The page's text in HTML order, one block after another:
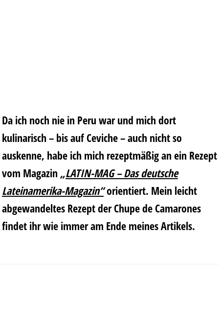
Da ich noch nie in Peru war und mich dort
kulinarisch – bis auf Ceviche – auch nicht so
auskenne, habe ich mich rezeptmäßig an ein Rezept
vom Magazin „LATIN-MAG– Das deutsche
Lateinamerika-Magazin“ orientiert. Mein leicht
abgewandeltes Rezept der Chupe de Camarones
findet ihr wie immer am Ende meines Artikels.